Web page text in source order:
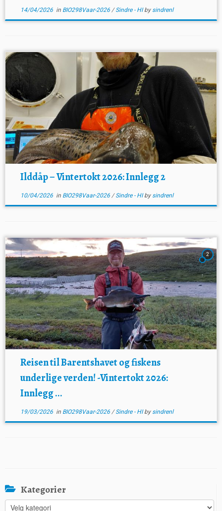
14/04/2026in BIO298Vaar-2026 /Sindre - HIby sindrenl
Ilddåp – Vintertokt 2026: Innlegg 2
10/04/2026in BIO298Vaar-2026 /Sindre - HIby sindrenl
2
Reisen til Barentshavet og fiskens
underlige verden! -Vintertokt 2026:
Innlegg ...
19/03/2026in BIO298Vaar-2026 /Sindre - HIby sindrenl
Kategorier
Kategorier